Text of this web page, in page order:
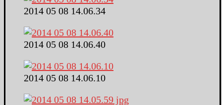
2014 05 08 14.06.34
2014 05 08 14.06.40
2014 05 08 14.06.10